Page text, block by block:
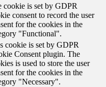
cookie is set by GDPR
consent to record the user
for the cookies in the
"Functional".
cookie is set by GDPR
Consent plugin. The
is used to store the user
for the cookies in the
"Necessary".